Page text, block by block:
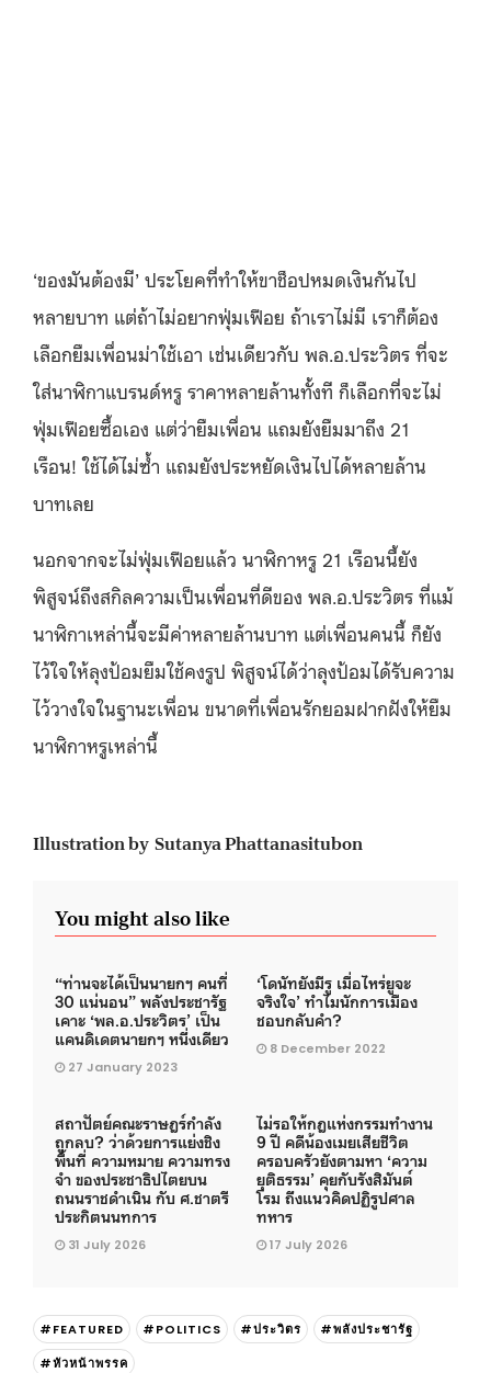
‘ของมันต้องมี’ ประโยคที่ทำให้ขาช็อปหมดเงินกันไป
หลายบาท แต่ถ้าไม่อยากฟุ่มเฟือย ถ้าเราไม่มี เราก็ต้อง
เลือกยืมเพื่อนม่าใช้เอา เช่นเดียวกับ พล.อ.ประวิตร ที่จะ
ใส่นาฬิกาแบรนด์หรู ราคาหลายล้านทั้งที ก็เลือกที่จะไม่
ฟุ่มเฟือยซื้อเอง แต่ว่ายืมเพื่อน แถมยังยืมมาถึง 21
เรือน! ใช้ได้ไม่ซ้ำ แถมยังประหยัดเงินไปได้หลายล้าน
บาทเลย
นอกจากจะไม่ฟุ่มเฟือยแล้ว นาฬิกาหรู 21 เรือนนี้ยัง
พิสูจน์ถึงสกิลความเป็นเพื่อนที่ดีของ พล.อ.ประวิตร ที่แม้
นาฬิกาเหล่านี้จะมีค่าหลายล้านบาท แต่เพื่อนคนนี้ ก็ยัง
ไว้ใจให้ลุงป้อมยืมใช้คงรูป พิสูจน์ได้ว่าลุงป้อมได้รับความ
ไว้วางใจในฐานะเพื่อน ขนาดที่เพื่อนรักยอมฝากฝังให้ยืม
นาฬิกาหรูเหล่านี้
Illustration by Sutanya Phattanasitubon
You might also like
“ท่านจะได้เป็นนายกฯ คนที่
30 แน่นอน” พลังประชารัฐ
เคาะ ‘พล.อ.ประวิตร’ เป็น
แคนดิเดตนายกฯ หนึ่งเดียว
27 January 2023
‘โดนัทยังมีรู เมื่อไหร่ยูจะ
จริงใจ’ ทำไมนักการเมือง
ชอบกลับคำ?
8 December 2022
สถาปัตย์คณะราษฎร์กำลัง
ถูกลบ? ว่าด้วยการแย่งชิง
พื้นที่ ความหมาย ความทรง
จำ ของประชาธิปไตยบน
ถนนราชดำเนิน กับ ศ.ชาตรี
ประกิตนนทการ
31 July 2026
ไม่รอให้กฎแห่งกรรมทำงาน
9 ปี คดีน้องเมยเสียชีวิต
ครอบครัวยังตามหา ‘ความ
ยุติธรรม’ คุยกับรังสิมันต์
โรม ถึงแนวคิดปฏิรูปศาล
ทหาร
17 July 2026
#FEATURED #POLITICS #ประวิตร
#พลังประชารัฐ
#หัวหน้าพรรค